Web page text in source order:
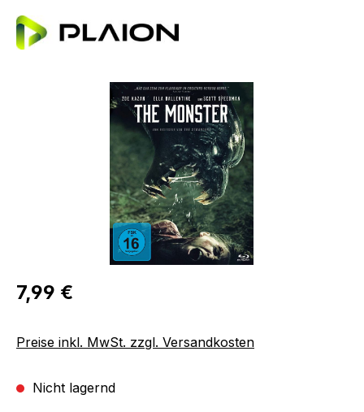
Bildergalerie überspringen
Regulärer Preis:
7,99 €
Preise inkl. MwSt. zzgl. Versandkosten
Nicht lagernd